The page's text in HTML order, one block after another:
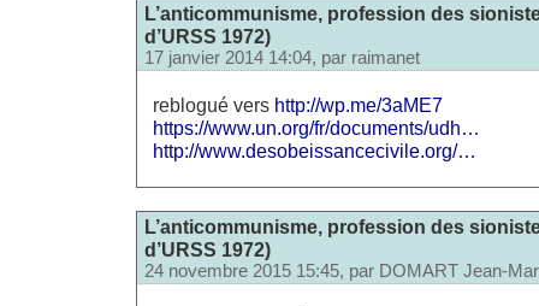
L’anticommunisme, profession des
d’URSS 1972)
17 janvier 2014 14:04, par raimanet
reblogué vers http://wp.me/3aME7
https://www.un.org/fr/documents/udh…
http://www.desobeissancecivile.org/…
L’anticommunisme, profession des
d’URSS 1972)
24 novembre 2015 15:45, par DOMART Jean-